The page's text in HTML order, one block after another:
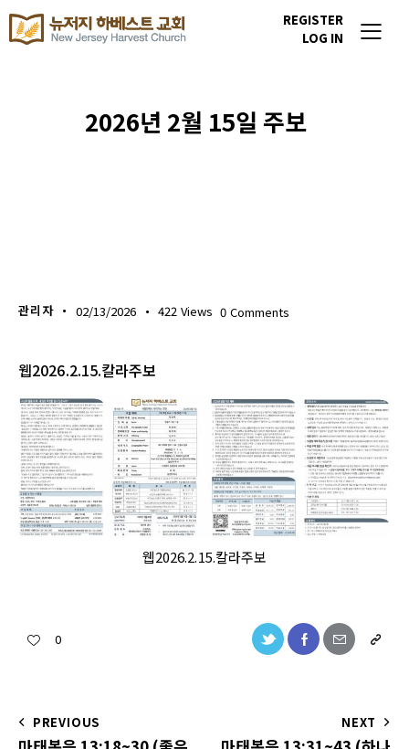
REGISTER
LOG IN
2026년 2월 15일 주보
관리자 02/13/2026 422 Views 0 Comments
웹2026.2.15.칼라주보
웹2026.2.15.칼라주보
0
PREVIOUS NEXT